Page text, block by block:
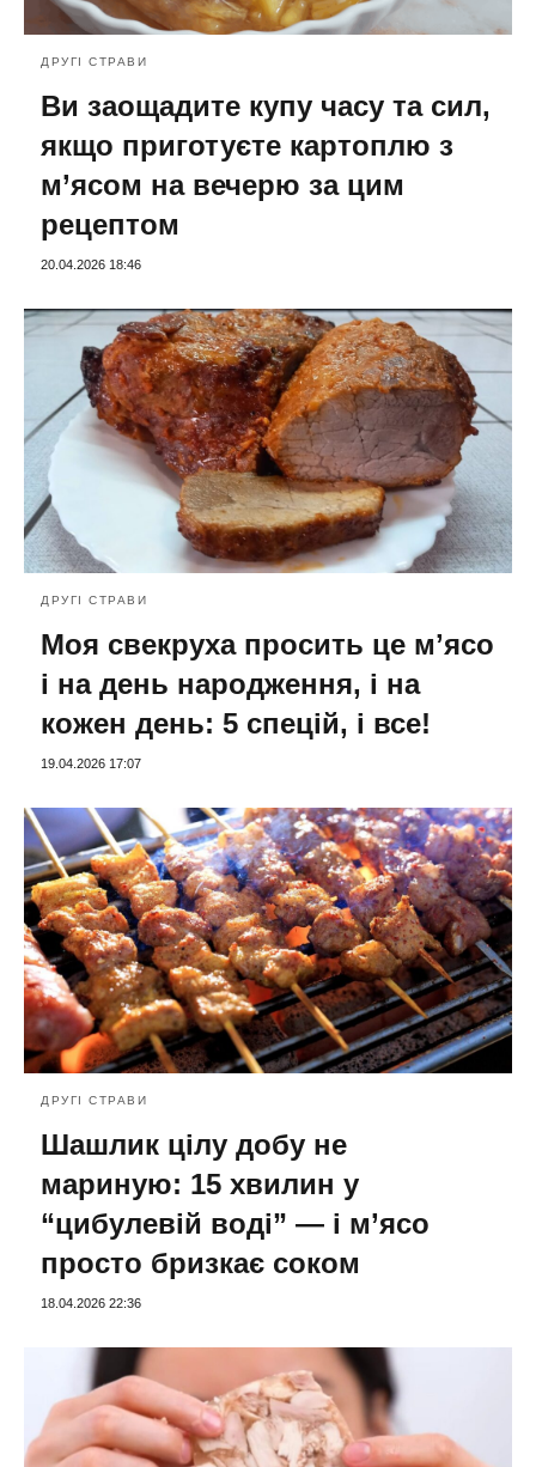
ДРУГІ СТРАВИ
Ви заощадите купу часу та сил,
якщо приготуєте картоплю з
м’ясом на вечерю за цим
рецептом
20.04.2026 18:46
ДРУГІ СТРАВИ
Моя свекруха просить це мʼясо
і на день народження, і на
кожен день: 5 спецій, і все!
19.04.2026 17:07
ДРУГІ СТРАВИ
Шашлик цілу добу не
мариную: 15 хвилин у
“цибулевій воді” — і м’ясо
просто бризкає соком
18.04.2026 22:36